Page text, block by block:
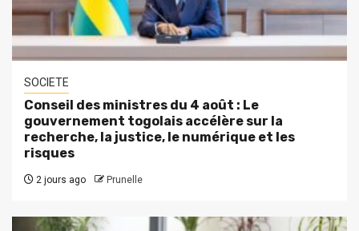
SOCIETE
Conseil des ministres du 4 août : Le
gouvernement togolais accélère sur la
recherche, la justice, le numérique et les
risques
2 jours ago Prunelle